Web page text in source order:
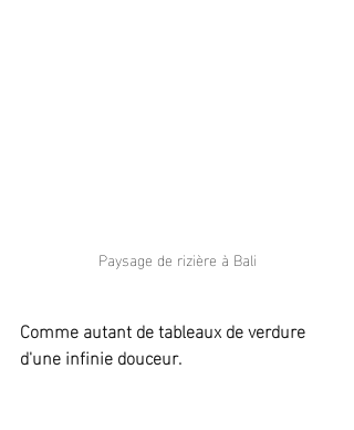
Paysage de rizière à Bali
Comme autant de tableaux de verdure
d'une infinie douceur.